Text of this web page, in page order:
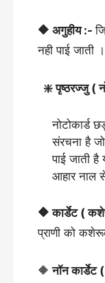
🔶 अगुहीय :-
नही पाई जाती ।
❇️ पृष्ठरज्जु (
नोटोकार्ड
संरचना है
पाई जाती
आहार नाल
🔶 कार्डेट (
प्राणी को
🔶 नॉन